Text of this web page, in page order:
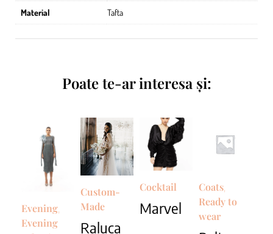
Material Tafta
Poate te-ar interesa și:
Evening
Evening
Custom-
Made
Raluca
Cocktail
Marvel
Coats
Ready to
wear